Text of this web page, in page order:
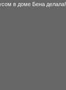
в доме Бена делала!